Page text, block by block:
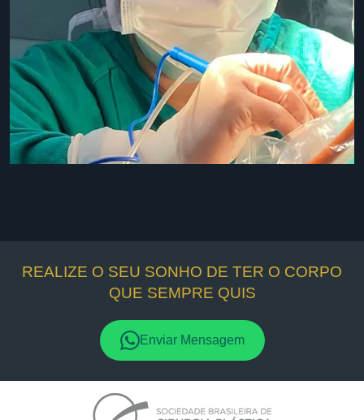
REALIZE O SEU SONHO DE TER O CORPO
QUE SEMPRE QUIS
Enviar Mensagem